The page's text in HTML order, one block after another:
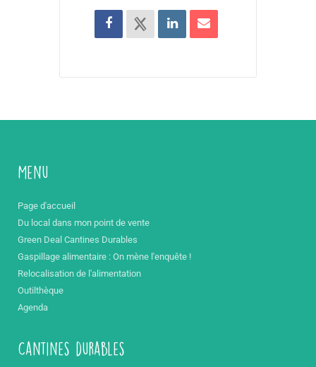
Menu
Page d'accueil
Du local dans mon point de vente
Green Deal Cantines Durables
Gaspillage alimentaire : On mène l'enquête !
Relocalisation de l'alimentation
Outilthèque
Agenda
Cantines durables